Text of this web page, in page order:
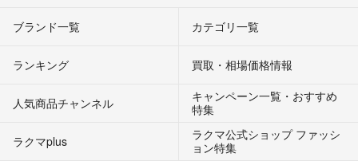
ブランド一覧 カテゴリ一覧
ランキング 買取・相場価格情報
人気商品チャンネル
キャンペーン一覧・おすすめ
特集
ラクマplus
ラクマ公式ショップ ファッシ
ョン特集